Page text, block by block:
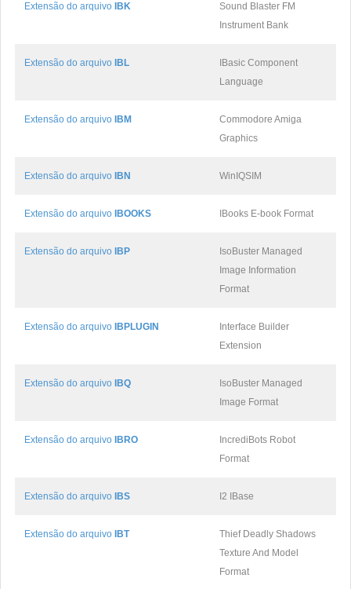
Extensão do arquivo IBK
Sound Blaster FM
Instrument Bank
Extensão do arquivo IBL
IBasic Component
Language
Extensão do arquivo IBM
Commodore Amiga
Graphics
Extensão do arquivo IBN WinIQSIM
Extensão do arquivo IBOOKS IBooks E-book Format
Extensão do arquivo IBP
IsoBuster Managed
Image Information
Format
Extensão do arquivo IBPLUGIN
Interface Builder
Extension
Extensão do arquivo IBQ
IsoBuster Managed
Image Format
Extensão do arquivo IBRO
IncrediBots Robot
Format
Extensão do arquivo IBS I2 IBase
Extensão do arquivo IBT
Thief Deadly Shadows
Texture And Model
Format